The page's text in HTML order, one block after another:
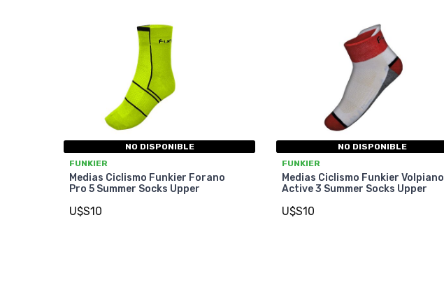
NO DISPONIBLE
FUNKIER
Medias Ciclismo Funkier Forano
Pro 5 Summer Socks Upper
U$S10
NO DISPONIBLE
FUNKIER
Medias Ciclismo Funkier Volpiano
Active 3 Summer Socks Upper
U$S10